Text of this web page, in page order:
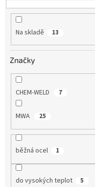
p
Na skladě 13
Značky
CHEM-WELD 7
MWA 25
běžná ocel 1
do vysokých teplot 5